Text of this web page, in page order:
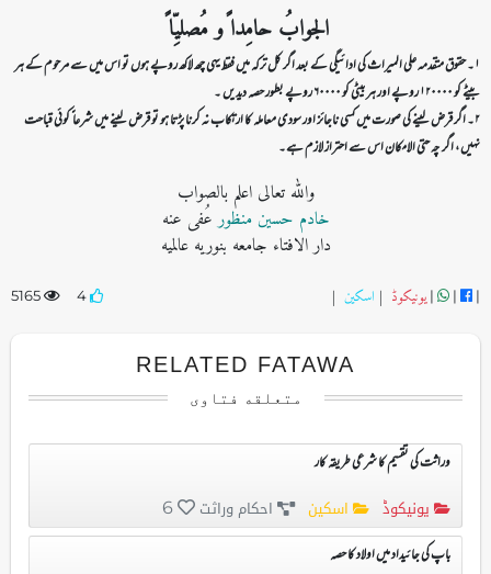
الجوابُ حامِدا ًو مُصلیِّا ً
۱۔ حقوق متقدمہ على المیراث کی ادائیگی کے بعد اگر کل ترکہ میں فقط یہی چھ لاکھ روپے ہوں تو اس میں سے مرحوم کے ہر
بیٹے کو ۱۲۰۰۰۰ روپے اور ہر بیٹی کو ۶۰۰۰۰ روپے بطور حصہ دیدیں ۔
۲۔ اگر قرض لینے کی صورت میں کسی ناجائز اور سودی معاملہ کا ارتکاب نہ کرنا پڑتا ہو تو قرض لینے میں شرعا ً کوئی قباحت
نہیں ، اگر چہ حتی الامکان اس سے احتراز لازم ہے۔
واللہ تعالی اعلم بالصواب
خادم حسین منظورعُفی عنه
دار الافتاء جامعه بنوریه عالمیه
|
|
|یونیکوڈ | اسکین 4
5165
RELATED FATAWA
متعلقه فتاوی
وراثت کی تقسیم کا شرعی طریقہ کار
یونیکوڈ اسکین احکام وراثت 6
باپ کی جائیداد میں اولاد کا حصہ